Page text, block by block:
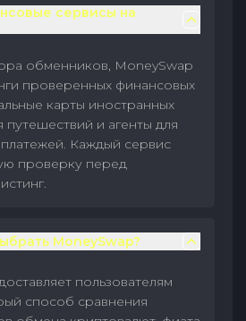
сервисы на
обменников, MoneySwap
проверенных финансовых
карты иностранных
путешествий и агенты для
Каждый сервис
проверку перед
MoneySwap?
пользователям
способ сравнения